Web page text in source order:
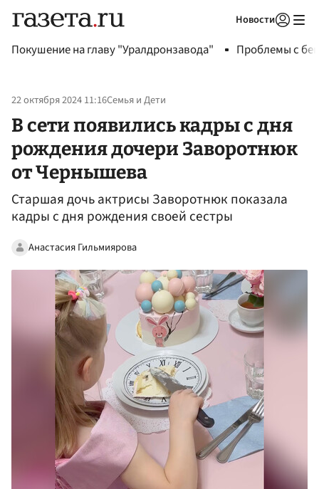
Новости
Покушение на главу "Уралдронзавода" Проблемы с
22 октября 2024 11:16Семья и Дети
В сети появились кадры с дня
рождения дочери Заворотнюк
от Чернышева
Старшая дочь актрисы Заворотнюк показала
кадры с дня рождения своей сестры
Анастасия Гильмиярова